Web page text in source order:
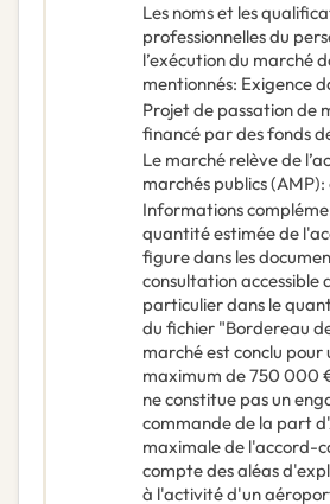
Les noms et les
professionnelles du
l’exécution du marché
mentionnés: Exigence
Projet de passation de
financé par des fonds
Le marché relève de
marchés publics (AMP):
Informations
quantité estimée de
figure dans les
consultation accessible
particulier dans le
du fichier "Bordereau
marché est conclu
maximum de 750 000
ne constitue pas un
commande de la part
maximale de l'accord-
compte des aléas
à l'activité d'un